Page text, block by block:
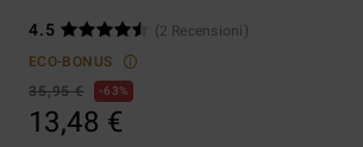
4.5
(2 Recensioni)
ECO-BONUS
35,95 €
63%
13,48 €